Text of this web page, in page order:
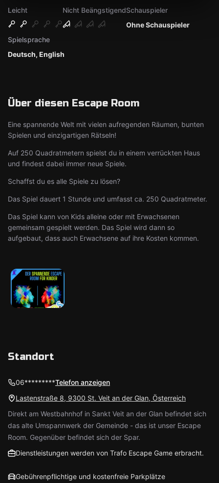
Leicht
Nicht Beängstigend
Ohne Schauspieler
Schauspieler
Deutsch, English
Spielsprache
Über diesen Escape Room
Eine spannende Welt mit vielen aufregenden Räumen, bunten
Spielen und einzigartigen Rätseln!
Auf 250 Quadratmetern spielst du in einem verrückten Haus
und findest dabei immer neue Spiele.
Schaffst du es alle Spiele zu lösen?
Das Spiel dauert 1 Stunde und umfasst ca. 250 Quadratmeter.
Das Spiel kann von Kids alleine oder mit Erwachsenen
gemeinsam gespielt werden. Das Spiel wird dann so
aufgebaut, dass auch Erwachsene auf ihre Kosten kommen.
Standort
06*********Telefon anzeigen
Lastenstraße 8, 9300 St. Veit an der Glan, Österreich
Direkt am Westbahnhof in Sankt Veit an der Glan befindet sich
das alte Umspannwerk der Gemeinde - das ist unser Escape
Room. Gegenüber befindet sich der Spar.
Dienstleistungen werden von Trafo Escape Game erbracht.
Gebührenpflichtige und kostenfreie Parkplätze